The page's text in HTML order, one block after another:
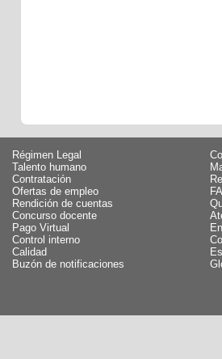
Régimen Legal
Talento humano
Contratación
Ofertas de empleo
Rendición de cuentas
Concurso docente
Pago Virtual
Control interno
Calidad
Buzón de notificaciones